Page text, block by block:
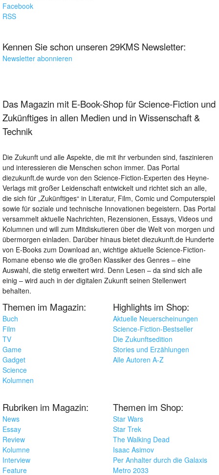
Facebook
RSS
Kennen Sie schon unseren 29KMS Newsletter:
Newsletter abonnieren
Das Magazin mit E-Book-Shop für Science-Fiction und
Zukünftiges in allen Medien und in Wissenschaft &
Technik
Die Zukunft und alle Aspekte, die mit ihr verbunden sind, faszinieren
und interessieren die Menschen schon immer. Das Portal
diezukunft.de wurde von den Science-Fiction-Experten des Heyne-
Verlags mit großer Leidenschaft entwickelt und richtet sich an alle,
die sich für „Zukünftiges“ in Literatur, Film, Comic und Computerspiel
sowie für soziale und technische Innovationen begeistern. Das Portal
versammelt aktuelle Nachrichten, Rezensionen, Essays, Videos und
Kolumnen und will zum Mitdiskutieren über die Welt von morgen und
übermorgen einladen. Darüber hinaus bietet diezukunft.de Hunderte
von E-Books zum Download an, wichtige aktuelle Science-Fiction-
Romane ebenso wie die großen Klassiker des Genres – eine
Auswahl, die stetig erweitert wird. Denn Lesen – da sind sich alle
einig – wird auch in der digitalen Zukunft seinen Stellenwert
behalten.
Themen im Magazin:
Buch
Film
TV
Game
Gadget
Science
Kolumnen
Highlights im Shop:
Aktuelle Neuerscheinungen
Science-Fiction-Bestseller
Die Zukunftsedition
Stories und Erzählungen
Alle Autoren A-Z
Rubriken im Magazin:
News
Essay
Review
Kolumne
Interview
Feature
Themen im Shop:
Star Wars
Star Trek
The Walking Dead
Isaac Asimov
Per Anhalter durch die Galaxis
Metro 2033